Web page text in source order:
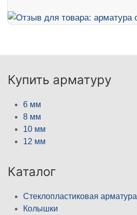
Купить арматуру
6 мм
8 мм
10 мм
12 мм
Каталог
Стеклопластиковая арматура
Колышки